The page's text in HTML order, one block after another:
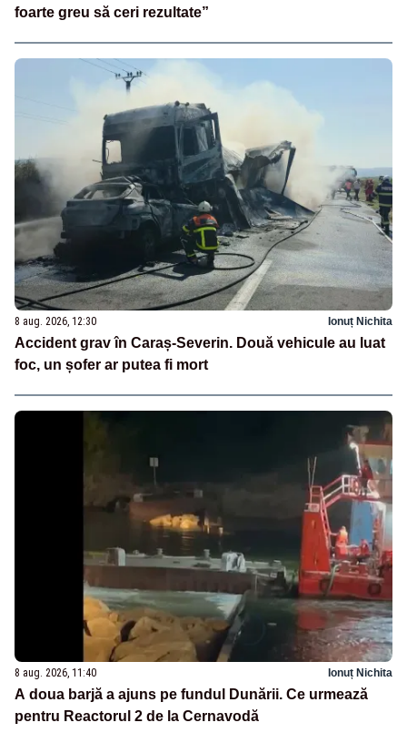
foarte greu să ceri rezultate”
8 aug. 2026, 12:30 Ionuț Nichita
Accident grav în Caraș-Severin. Două vehicule au luat
foc, un șofer ar putea fi mort
8 aug. 2026, 11:40 Ionuț Nichita
A doua barjă a ajuns pe fundul Dunării. Ce urmează
pentru Reactorul 2 de la Cernavodă